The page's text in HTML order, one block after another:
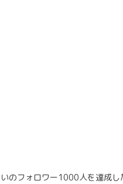
のフォロワー1000人を達成し